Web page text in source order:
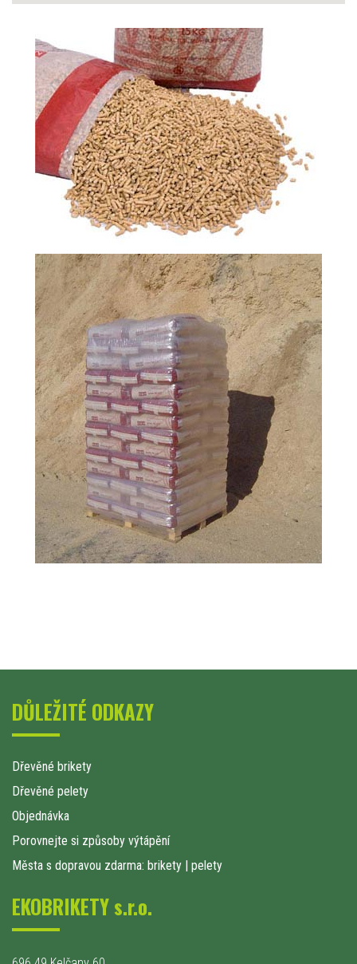
DŮLEŽITÉ ODKAZY
Dřevěné brikety
Dřevěné pelety
Objednávka
Porovnejte si způsoby výtápění
Města s dopravou zdarma: brikety | pelety
EKOBRIKETY s.r.o.